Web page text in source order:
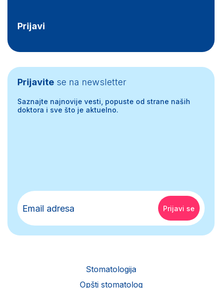
Prijavi
Prijavite se na newsletter
Saznajte najnovije vesti, popuste od strane naših
doktora i sve što je aktuelno.
Stomatologija
Opšti stomatolog